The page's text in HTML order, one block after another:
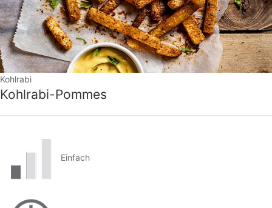
Kohlrabi
Kohlrabi-Pommes
Einfach